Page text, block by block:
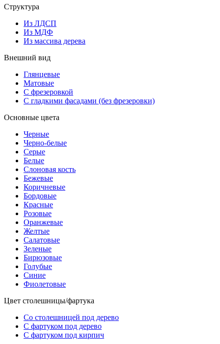
Структура
Из ЛДСП
Из МДФ
Из массива дерева
Внешний вид
Глянцевые
Матовые
С фрезеровкой
С гладкими фасадами (без фрезеровки)
Основные цвета
Черные
Черно-белые
Серые
Белые
Слоновая кость
Бежевые
Коричневые
Бордовые
Красные
Розовые
Оранжевые
Желтые
Салатовые
Зеленые
Бирюзовые
Голубые
Синие
Фиолетовые
Цвет столешницы/фартука
Со столешницей под дерево
С фартуком под дерево
С фартуком под кирпич